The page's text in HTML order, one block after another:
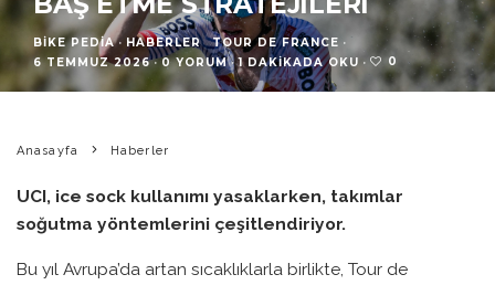
BIKE PEDIA · HABERLER TOUR DE FRANCE ·
6 TEMMUZ 2026 · 0 YORUM · 1 DAKIKADA OKU · 0
Anasayfa Haberler
UCI, ice sock kullanımı yasaklarken, takımlar
soğutma yöntemlerini çeşitlendiriyor.
Bu yıl Avrupa’da artan sıcaklıklarla birlikte, Tour de